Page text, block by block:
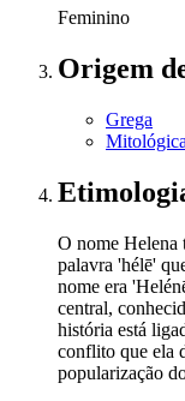
Feminino
Origem
Grega
Mitológica
O nome Helena
palavra 'hélē'
nome era
central,
história está
conflito que ela
popularização